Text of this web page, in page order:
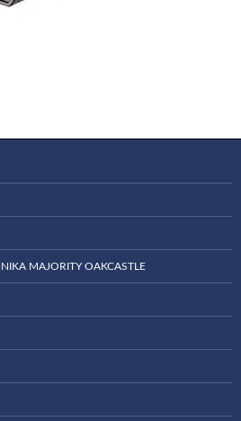
MAJORITY OAKCASTLE